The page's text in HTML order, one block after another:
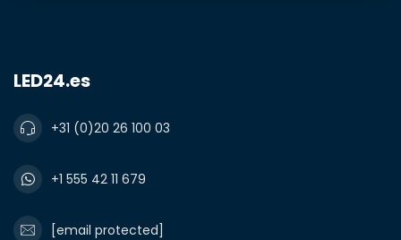
¿Necesita una
cantidad mayor?
LED24.es
+31 (0)20 26 100 03
+1 555 42 11 679
[email protected]